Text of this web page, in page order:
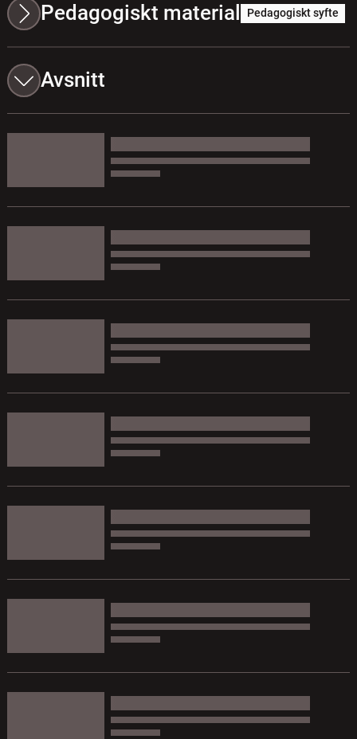
Pedagogiskt material Pedagogiskt syfte
Avsnitt